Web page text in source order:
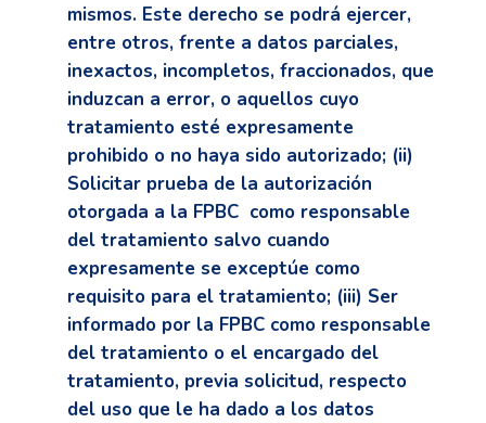
mismos. Este derecho se podrá ejercer,
entre otros, frente a datos parciales,
inexactos, incompletos, fraccionados, que
induzcan a error, o aquellos cuyo
tratamiento esté expresamente
prohibido o no haya sido autorizado; (ii)
Solicitar prueba de la autorización
otorgada a la FPBC como responsable
del tratamiento salvo cuando
expresamente se exceptúe como
requisito para el tratamiento; (iii) Ser
informado por la FPBC como responsable
del tratamiento o el encargado del
tratamiento, previa solicitud, respecto
del uso que le ha dado a los datos